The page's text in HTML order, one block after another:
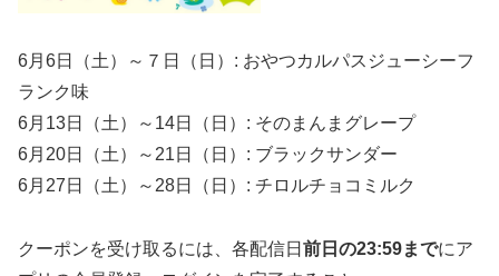
6月6日（土）～ ７日（日）: おやつカルパスジューシーフ
ランク味
6月13日（土 ）～14日（日） : そのまんまグレープ
6月20日（土 ）
～21日（日）: ブラックサンダー
6月27日（土 ）～28日（日） : チロルチョコミルク
クーポンを受け取るには、各配信日 前日の23:59までにア